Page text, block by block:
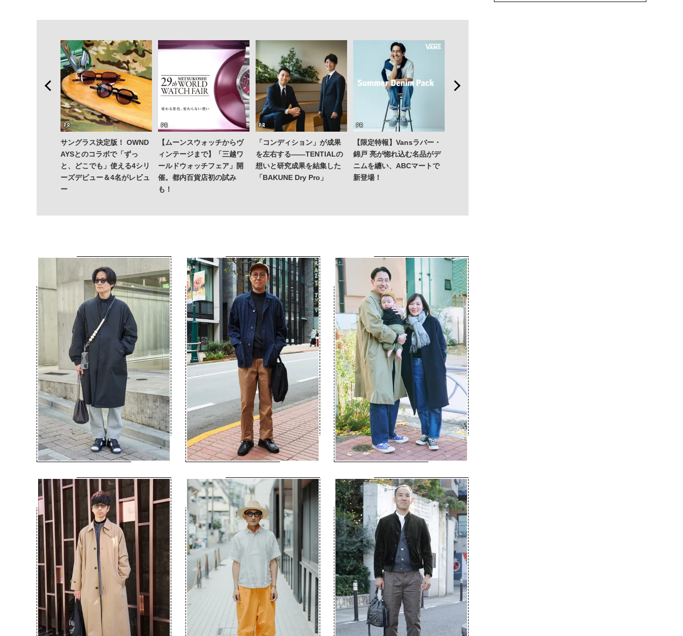
サングラス決定版！ OWND
AYSとのコラボで「ずっ
と、どこでも」使える4シリ
ーズデビュー＆4名がレビュ
ー
【ムーンスウォッチからヴ
ィンテージまで】「三越ワ
ールドウォッチフェア」開
催。都内百貨店初の試み
も！
「コンディション」が成果
を左右する——TENTIALの
想いと研究成果を結集した
「BAKUNE Dry Pro」
【限定特報】Vansラバー・
錦戸 亮が惚れ込む名品がデ
ニムを纏い、ABCマートで
新登場！